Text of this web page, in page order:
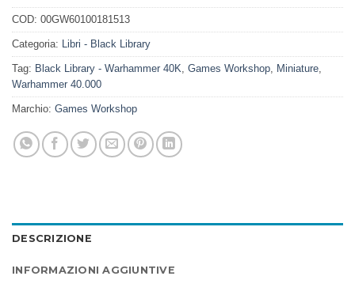
COD: 00GW60100181513
Categoria: Libri - Black Library
Tag: Black Library - Warhammer 40K Games Workshop Miniature
Warhammer 40.000
Marchio: Games Workshop
DESCRIZIONE
INFORMAZIONI AGGIUNTIVE